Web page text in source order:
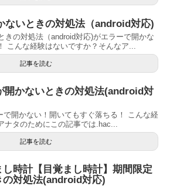
ないときの対処法（android対応)
きの対処法（android対応)がエラーで開かな
こんな経験はないですか？そんなア...
記事を読む
開かないときの対処法(android対
で開かない！開いてもすぐ落ちる！ こんな経
タのためにこの記事では.hac...
記事を読む
時計【目覚まし時計】期間限定
の対処法(android対応)